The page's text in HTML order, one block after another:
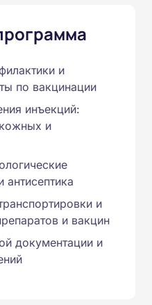
и
по вакцинации
инъекций:
и
антисептика
и
и вакцин
документации и